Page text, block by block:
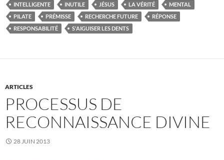
INTELLIGENTE
INUTILE JÉSUS LA VÉRITÉ
MENTAL
PILATE
PRÉMISSE RECHERCHE FUTURE
RÉPONSE
RESPONSABILITÉ
S'AIGUISER LES DENTS
ARTICLES
PROCESSUS DE
RECONNAISSANCE DIVINE
28 JUIN 2013